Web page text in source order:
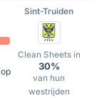
Sint-Truiden
Clean Sheets in
30%
van hun
westrijden